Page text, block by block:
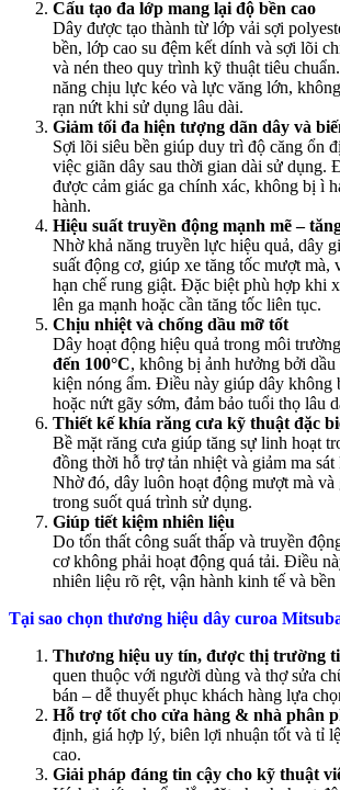
Cấu tạo đa lớp mang lại độ bền cao
Dây được tạo thành từ lớp vải sợi
bền, lớp cao su đệm kết dính và sợi lõi
và nén theo quy trình kỹ thuật tiêu
năng chịu lực kéo và lực văng lớn,
rạn nứt khi sử dụng lâu dài.
Giảm tối đa hiện tượng dãn dây và
Sợi lõi siêu bền giúp duy trì độ căng ổn
việc giãn dây sau thời gian dài sử dụng.
được cảm giác ga chính xác, không bị ì
hành.
Hiệu suất truyền động mạnh mẽ –
Nhờ khả năng truyền lực hiệu quả, dây
suất động cơ, giúp xe tăng tốc mượt mà,
hạn chế rung giật. Đặc biệt phù hợp khi
lên ga mạnh hoặc cần tăng tốc liên tục.
Chịu nhiệt và chống dầu mỡ tốt
Dây hoạt động hiệu quả trong môi
đến 100°C, không bị ảnh hưởng bởi dầu
kiện nóng ẩm. Điều này giúp dây không
hoặc nứt gãy sớm, đảm bảo tuổi thọ lâu
Thiết kế khía răng cưa kỹ thuật đặc
Bề mặt răng cưa giúp tăng sự linh hoạt
đồng thời hỗ trợ tản nhiệt và giảm ma
Nhờ đó, dây luôn hoạt động mượt mà
trong suốt quá trình sử dụng.
Giúp tiết kiệm nhiên liệu
Do tổn thất công suất thấp và truyền
cơ không phải hoạt động quá tải. Điều
nhiên liệu rõ rệt, vận hành kinh tế và
Tại sao chọn thương hiệu dây curoa
Thương hiệu uy tín, được thị trường
quen thuộc với người dùng và thợ sửa
bán – dễ thuyết phục khách hàng lựa
Hỗ trợ tốt cho cửa hàng & nhà phân
định, giá hợp lý, biên lợi nhuận tốt và tỉ
cao.
Giải pháp đáng tin cậy cho kỹ thuật